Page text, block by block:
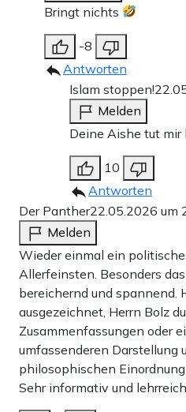
Bringt nichts
-8
Antworten
Islam stoppen!
Melden
Deine Aishe tut mir
10
Antworten
Der Panther22.05.2026 um
Melden
Wieder einmal ein
Allerfeinsten. Besonders
bereichernd und spannend.
ausgezeichnet, Herrn Bolz
Zusammenfassungen oder
umfassenderen Darstellung
philosophischen
Sehr informativ und